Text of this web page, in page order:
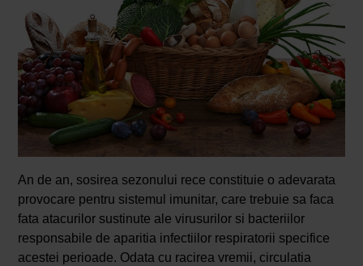
An de an, sosirea sezonului rece constituie o adevarata
provocare pentru sistemul imunitar, care trebuie sa faca
fata atacurilor sustinute ale virusurilor si bacteriilor
responsabile de aparitia infectiilor respiratorii specifice
acestei perioade. Odata cu racirea vremii, circulatia